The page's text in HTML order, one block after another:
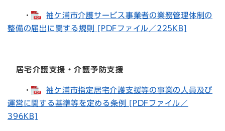
・
袖ケ浦市介護サービス事業者の業務管理体制の
整備の届出に関する規則 [PDFファイル／225KB]
居宅介護支援・介護予防支援
・
袖ケ浦市指定居宅介護支援等の事業の人員及び
運営に関する基準等を定める条例 [PDFファイル／
396KB]